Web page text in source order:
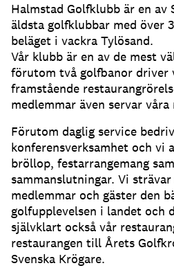
Halmstad Golfklubb är en av
äldsta golfklubbar med över
beläget i vackra Tylösand.
Vår klubb är en av de mest
förutom två golfbanor driver
framstående
medlemmar även servar våra
Förutom daglig service
konferensverksamhet och vi
bröllop, festarrangemang
sammanslutningar. Vi
medlemmar och gäster den
golfupplevelsen i landet och
självklart också vår
restaurangen till Årets
Svenska Krögare.